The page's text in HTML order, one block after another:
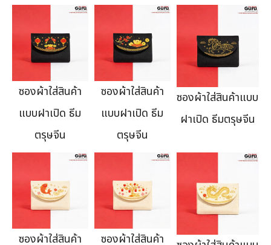
ซองผ้าใส่สินค้า
แบบฝาเปิด ธีม
ตรุษจีน
ซองผ้าใส่สินค้า
แบบฝาเปิด ธีม
ตรุษจีน
ซองผ้าใส่สินค้าแบบ
ฝาเปิด ธีมตรุษจีน
ซองผ้าใส่สินค้า
ซองผ้าใส่สินค้า